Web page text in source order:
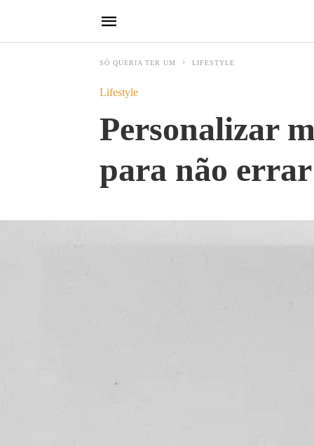
SÓ QUERIA TER UM LIFESTYLE
Lifestyle
Personalizar
para não errar